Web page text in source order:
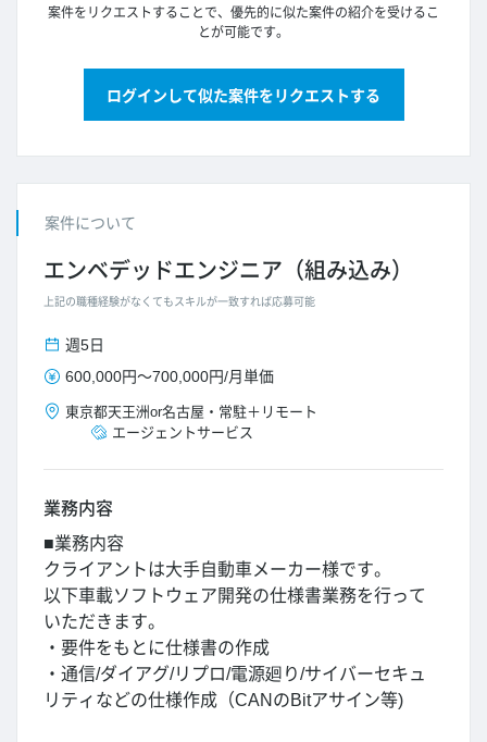
案件をリクエストすることで、優先的に似た案件の紹介を受けるこ
とが可能です。
ログインして似た案件をリクエストする
案件について
エンベデッドエンジニア（組み込み）
上記の職種経験がなくてもスキルが一致すれば応募可能
週5日
600,000円～700,000円/月単価
東京都天王洲or名古屋 ・ 常駐＋リモート
エージェントサービス
業務内容
■業務内容
クライアントは大手自動車メーカー様です。
以下車載ソフトウェア開発の仕様書業務を行って
いただきます。
・要件をもとに仕様書の作成
・通信/ダイアグ/リプロ/電源廻り/サイバーセキュ
リティなどの仕様作成（CANのBitアサイン等)